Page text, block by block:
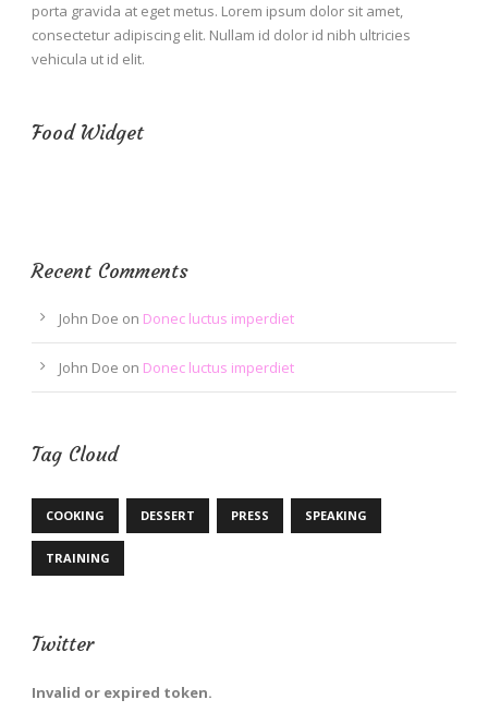
porta gravida at eget metus. Lorem ipsum dolor sit amet,
consectetur adipiscing elit. Nullam id dolor id nibh ultricies
vehicula ut id elit.
Food Widget
Recent Comments
John Doe on Donec luctus imperdiet
John Doe on Donec luctus imperdiet
Tag Cloud
COOKING DESSERT PRESS SPEAKING
TRAINING
Twitter
Invalid or expired token.